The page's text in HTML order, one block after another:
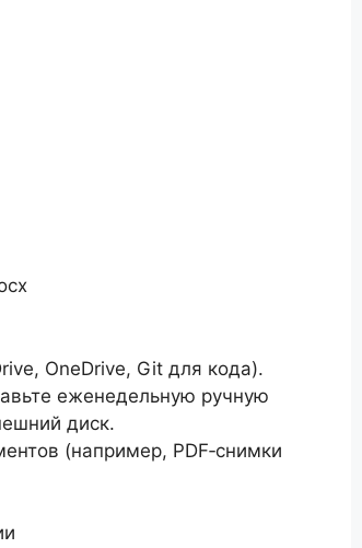
OneDrive, Git для кода).
еженедельную ручную
диск.
(например, PDF‑снимки